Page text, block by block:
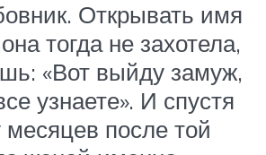
Открывать имя
тогда не захотела,
«Вот выйду замуж,
узнаете». И спустя
месяцев после той